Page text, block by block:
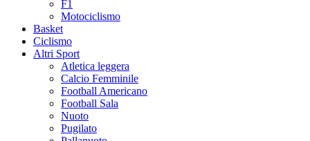
F1
Motociclismo
Basket
Ciclismo
Altri Sport
Atletica leggera
Calcio Femminile
Football Americano
Football Sala
Nuoto
Pugilato